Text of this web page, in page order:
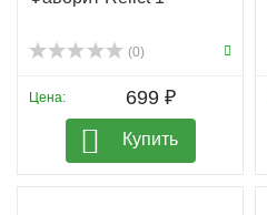
(0)
Цена: 699 ₽
Купить